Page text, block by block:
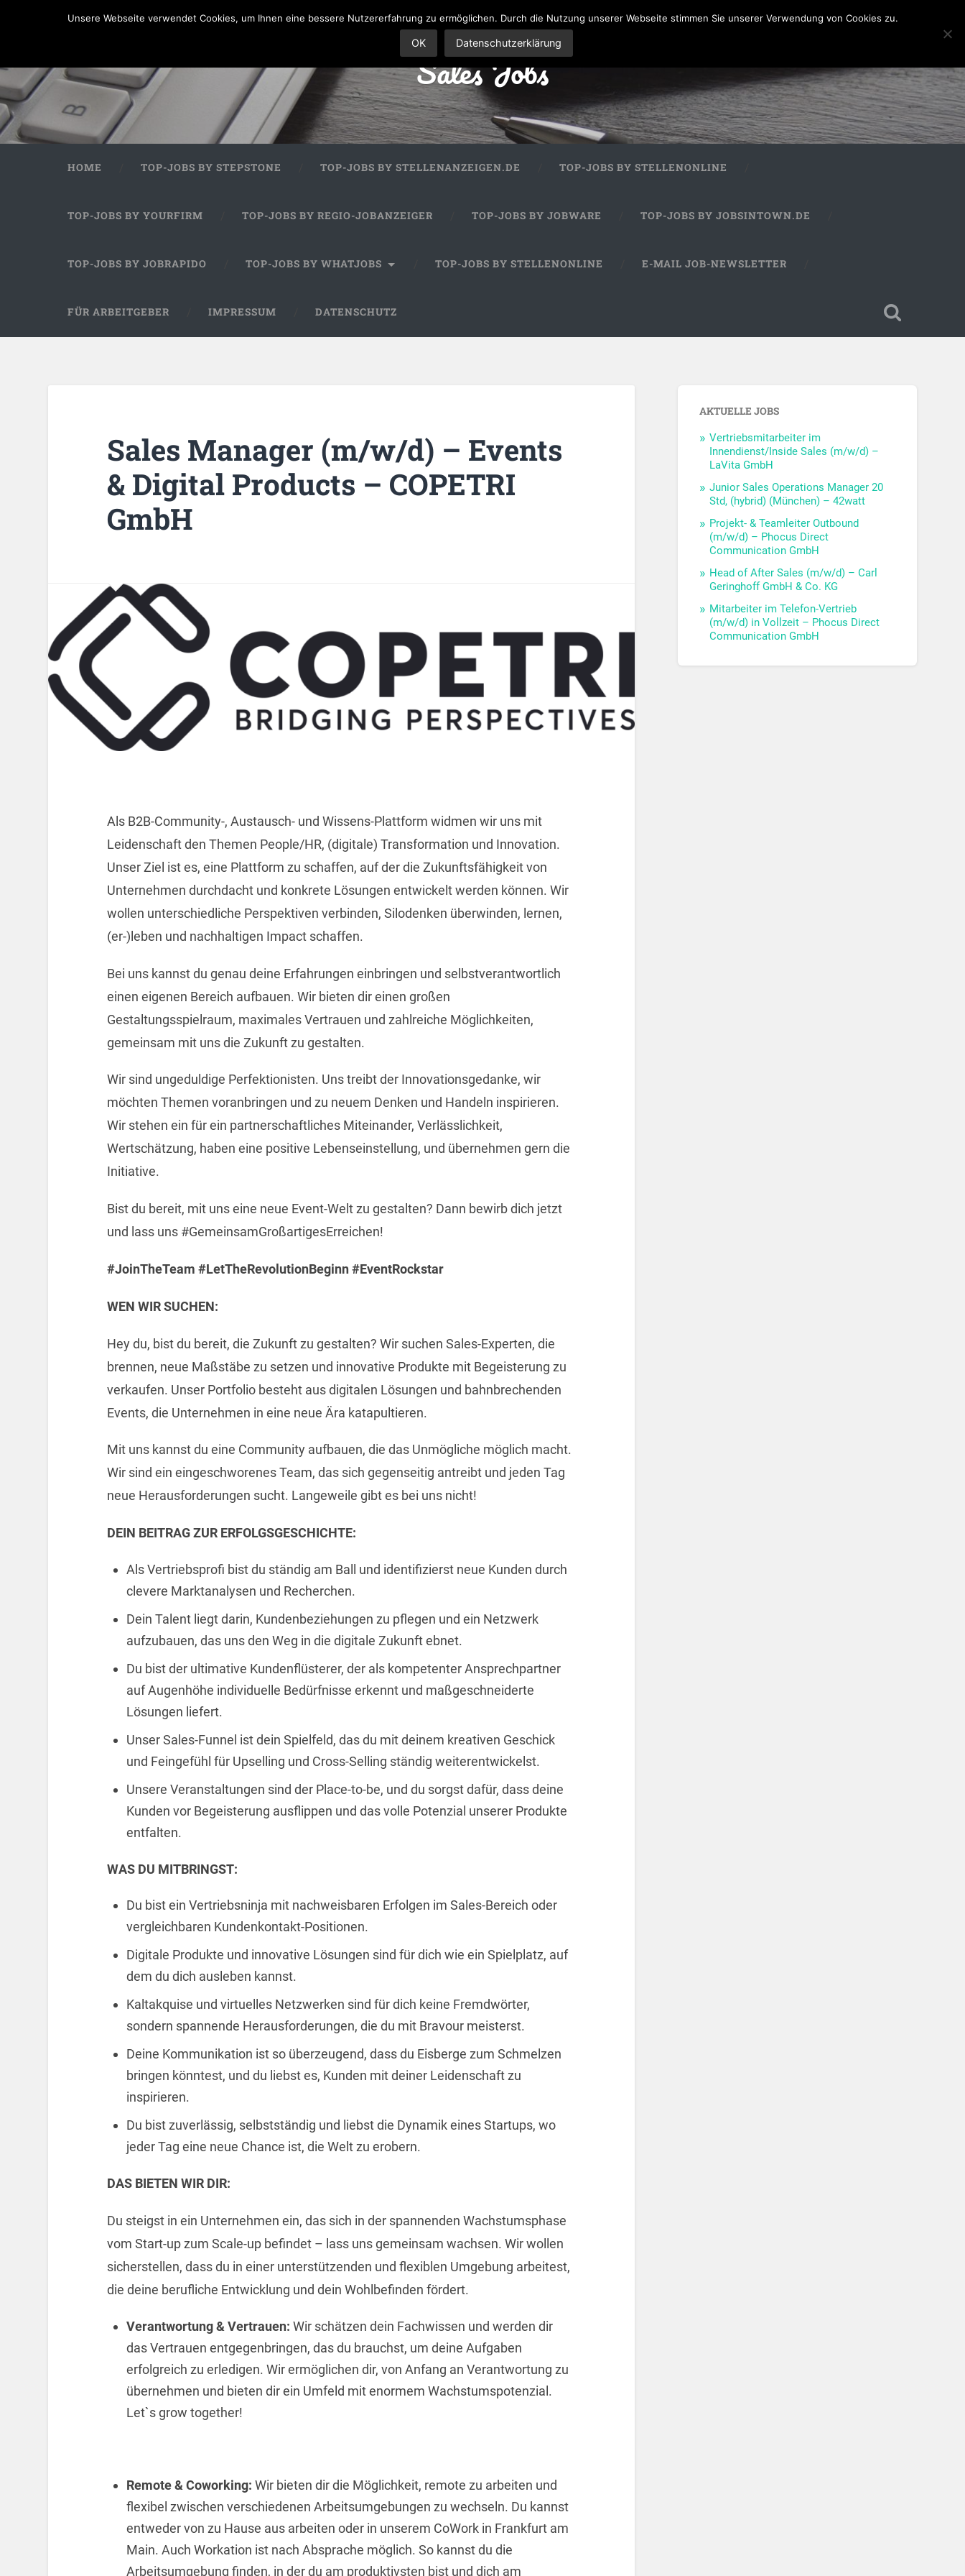
Sales Jobs
HOME TOP-JOBS BY STEPSTONE TOP-JOBS BY STELLENANZEIGEN.DE TOP-JOBS BY STELLENONLINE
TOP-JOBS BY YOURFIRM TOP-JOBS BY REGIO-JOBANZEIGER TOP-JOBS BY JOBWARE TOP-JOBS BY JOBSINTOWN.DE
TOP-JOBS BY JOBRAPIDO TOP-JOBS BY WHATJOBS TOP-JOBS BY STELLENONLINE E-MAIL JOB-NEWSLETTER
FÜR ARBEITGEBER IMPRESSUM DATENSCHUTZ
Sales Manager (m/w/d) – Events
& Digital Products – COPETRI
GmbH
Als B2B-Community-, Austausch- und Wissens-Plattform widmen wir uns mit
Leidenschaft den Themen People/HR, (digitale) Transformation und Innovation.
Unser Ziel ist es, eine Plattform zu schaffen, auf der die Zukunftsfähigkeit von
Unternehmen durchdacht und konkrete Lösungen entwickelt werden können. Wir
wollen unterschiedliche Perspektiven verbinden, Silodenken überwinden, lernen,
(er-)leben und nachhaltigen Impact schaffen.
Bei uns kannst du genau deine Erfahrungen einbringen und selbstverantwortlich
einen eigenen Bereich aufbauen. Wir bieten dir einen großen
Gestaltungsspielraum, maximales Vertrauen und zahlreiche Möglichkeiten,
gemeinsam mit uns die Zukunft zu gestalten.
Wir sind ungeduldige Perfektionisten. Uns treibt der Innovationsgedanke, wir
möchten Themen voranbringen und zu neuem Denken und Handeln inspirieren.
Wir stehen ein für ein partnerschaftliches Miteinander, Verlässlichkeit,
Wertschätzung, haben eine positive Lebenseinstellung, und übernehmen gern die
Initiative.
Bist du bereit, mit uns eine neue Event-Welt zu gestalten? Dann bewirb dich jetzt
und lass uns #GemeinsamGroßartigesErreichen!
#JoinTheTeam #LetTheRevolutionBeginn #EventRockstar
WEN WIR SUCHEN:
Hey du, bist du bereit, die Zukunft zu gestalten? Wir suchen Sales-Experten, die
brennen, neue Maßstäbe zu setzen und innovative Produkte mit Begeisterung zu
verkaufen. Unser Portfolio besteht aus digitalen Lösungen und bahnbrechenden
Events, die Unternehmen in eine neue Ära katapultieren.
Mit uns kannst du eine Community aufbauen, die das Unmögliche möglich macht.
Wir sind ein eingeschworenes Team, das sich gegenseitig antreibt und jeden Tag
neue Herausforderungen sucht. Langeweile gibt es bei uns nicht!
DEIN BEITRAG ZUR ERFOLGSGESCHICHTE:
Als Vertriebsprofi bist du ständig am Ball und identifizierst neue Kunden durch
clevere Marktanalysen und Recherchen.
Dein Talent liegt darin, Kundenbeziehungen zu pflegen und ein Netzwerk
aufzubauen, das uns den Weg in die digitale Zukunft ebnet.
Du bist der ultimative Kundenflüsterer, der als kompetenter Ansprechpartner
auf Augenhöhe individuelle Bedürfnisse erkennt und maßgeschneiderte
Lösungen liefert.
Unser Sales-Funnel ist dein Spielfeld, das du mit deinem kreativen Geschick
und Feingefühl für Upselling und Cross-Selling ständig weiterentwickelst.
Unsere Veranstaltungen sind der Place-to-be, und du sorgst dafür, dass deine
Kunden vor Begeisterung ausflippen und das volle Potenzial unserer Produkte
entfalten.
WAS DU MITBRINGST:
Du bist ein Vertriebsninja mit nachweisbaren Erfolgen im Sales-Bereich oder
vergleichbaren Kundenkontakt-Positionen.
Digitale Produkte und innovative Lösungen sind für dich wie ein Spielplatz, auf
dem du dich ausleben kannst.
Kaltakquise und virtuelles Netzwerken sind für dich keine Fremdwörter,
sondern spannende Herausforderungen, die du mit Bravour meisterst.
Deine Kommunikation ist so überzeugend, dass du Eisberge zum Schmelzen
bringen könntest, und du liebst es, Kunden mit deiner Leidenschaft zu
inspirieren.
Du bist zuverlässig, selbstständig und liebst die Dynamik eines Startups, wo
jeder Tag eine neue Chance ist, die Welt zu erobern.
DAS BIETEN WIR DIR:
Du steigst in ein Unternehmen ein, das sich in der spannenden Wachstumsphase
vom Start-up zum Scale-up befindet – lass uns gemeinsam wachsen. Wir wollen
sicherstellen, dass du in einer unterstützenden und flexiblen Umgebung arbeitest,
die deine berufliche Entwicklung und dein Wohlbefinden fördert.
Verantwortung & Vertrauen: Wir schätzen dein Fachwissen und werden dir
das Vertrauen entgegenbringen, das du brauchst, um deine Aufgaben
erfolgreich zu erledigen. Wir ermöglichen dir, von Anfang an Verantwortung zu
übernehmen und bieten dir ein Umfeld mit enormem Wachstumspotenzial.
Let`s grow together!
Remote & Coworking: Wir bieten dir die Möglichkeit, remote zu arbeiten und
flexibel zwischen verschiedenen Arbeitsumgebungen zu wechseln. Du kannst
entweder von zu Hause aus arbeiten oder in unserem CoWork in Frankfurt am
Main. Auch Workation ist nach Absprache möglich. So kannst du die
Arbeitsumgebung finden, in der du am produktivsten bist und dich am
AKTUELLE JOBS
Vertriebsmitarbeiter im
Innendienst/Inside Sales (m/w/d) –
LaVita GmbH
Junior Sales Operations Manager 20
Std, (hybrid) (München) – 42watt
Projekt- & Teamleiter Outbound
(m/w/d) – Phocus Direct
Communication GmbH
Head of After Sales (m/w/d) – Carl
Geringhoff GmbH & Co. KG
Mitarbeiter im Telefon-Vertrieb
(m/w/d) in Vollzeit – Phocus Direct
Communication GmbH
Unsere Webseite verwendet Cookies, um Ihnen eine bessere Nutzererfahrung zu ermöglichen. Durch die Nutzung unserer Webseite stimmen Sie unserer Verwendung von Cookies zu.
OK Datenschutzerklärung